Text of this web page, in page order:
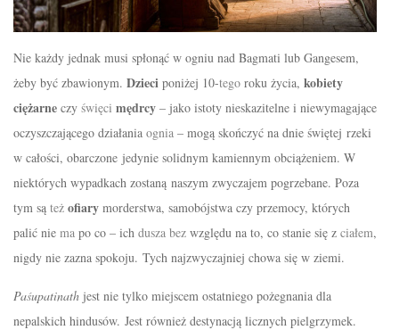
Nie każdy jednak musi spłonąć w ogniu nad Bagmati lub Gangesem,
żeby być zbawionym. Dzieci poniżej 10-tego roku życia, kobiety
ciężarne czy święci mędrcy – jako istoty nieskazitelne i niewymagające
oczyszczającego działania ognia – mogą skończyć na dnie świętej rzeki
w całości, obarczone jedynie solidnym kamiennym obciążeniem. W
niektórych wypadkach zostaną naszym zwyczajem pogrzebane. Poza
tym są też ofiary morderstwa, samobójstwa czy przemocy, których
palić nie ma po co – ich dusza bez względu na to, co stanie się z ciałem,
nigdy nie zazna spokoju. Tych najzwyczajniej chowa się w ziemi.
Paśupatinath jest nie tylko miejscem ostatniego pożegnania dla
nepalskich hindusów. Jest również destynacją licznych pielgrzymek.